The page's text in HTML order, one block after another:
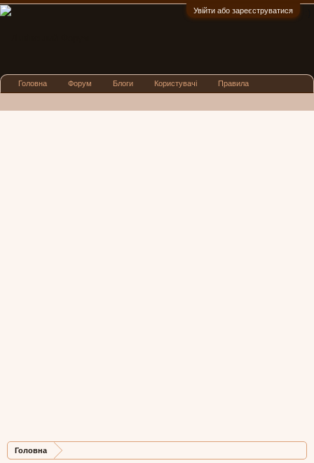
Увійти або зареєструватися
Головна
Головна Форум Блоги Користувачі Правила